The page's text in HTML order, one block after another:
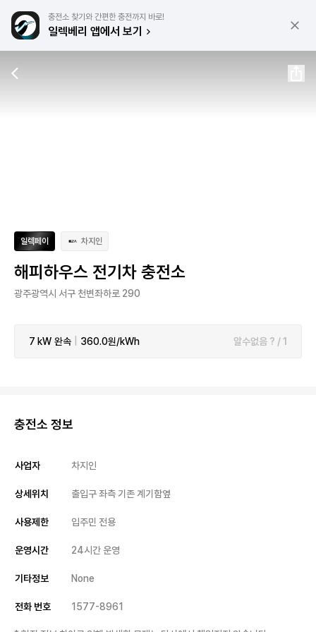
충전소 찾기와 간편한 충전까지 바로!
일렉베리 앱에서 보기
일렉페이 차지인
해피하우스 전기차 충전소
광주광역시 서구 천변좌하로 290
7 kW 완속 360.0원/kWh 알수없음 ? / 1
충전소 정보
사업자 차지인
상세위치 출입구 좌측 기존 계기함옆
사용제한 입주민 전용
운영시간 24시간 운영
기타정보 None
전화 번호 1577-8961